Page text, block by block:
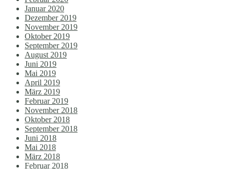
Januar 2020
Dezember 2019
November 2019
Oktober 2019
September 2019
August 2019
Juni 2019
Mai 2019
April 2019
März 2019
Februar 2019
November 2018
Oktober 2018
September 2018
Juni 2018
Mai 2018
März 2018
Februar 2018